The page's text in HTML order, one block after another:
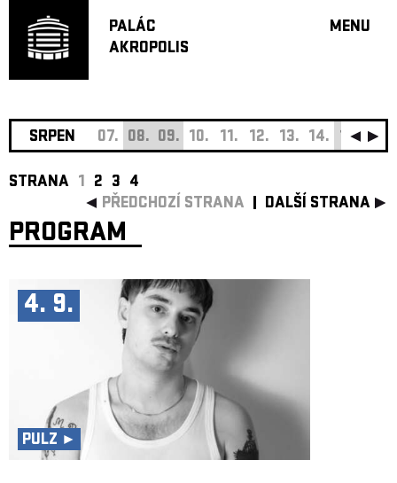
PALÁC
AKROPOLIS
MENU
JAZZ
HUDBA
SRPEN 07. 08. 09. 10. 11. 12. 13. 14. 15. 16.
STRANA 1 2 3 4
PŘEDCHOZÍ STRANA
DALŠÍ STRANA
PROGRAM
4. 9.
PULZ ►